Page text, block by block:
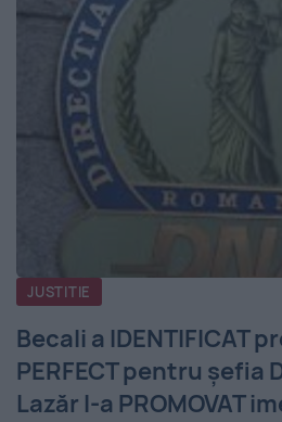
JUSTITIE
Becali a IDENTIFICAT
PERFECT pentru șefia
Lazăr l-a PROMOVAT